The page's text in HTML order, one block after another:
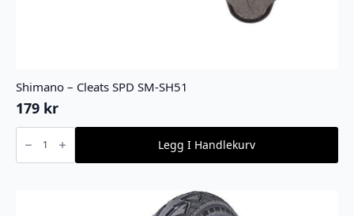
Shimano – Cleats SPD SM-SH51
179 kr
Shimano
Cleats
SPD
Legg I Handlekurv